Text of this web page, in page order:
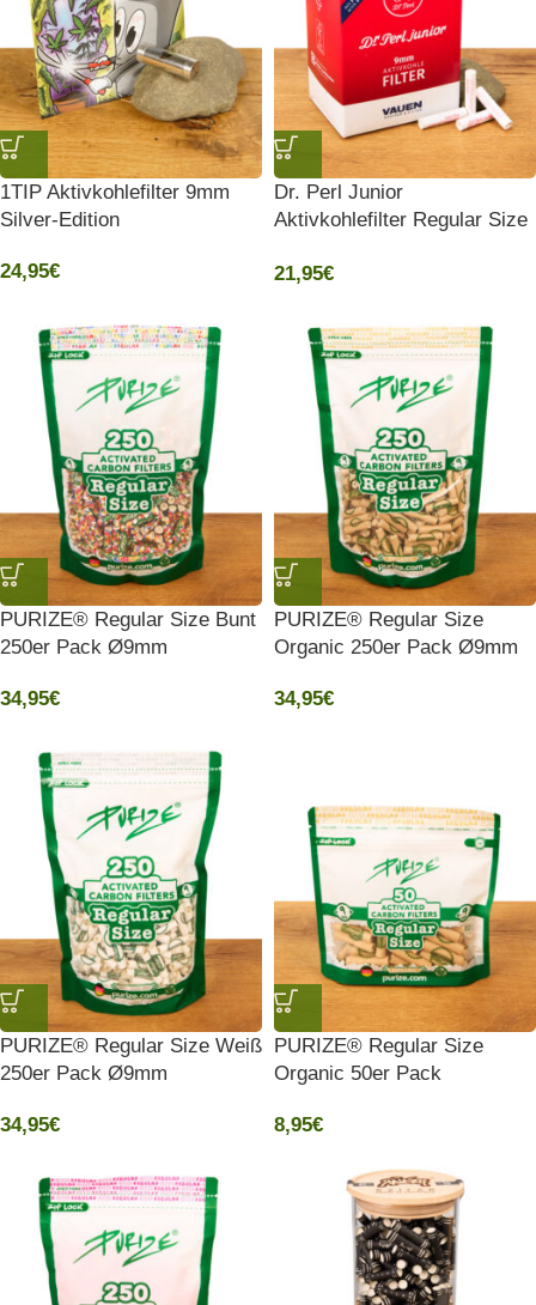
1TIP Aktivkohlefilter 9mm
Silver-Edition
24,95€
Dr. Perl Junior
Aktivkohlefilter Regular Size
21,95€
PURIZE® Regular Size Bunt
250er Pack Ø9mm
34,95€
PURIZE® Regular Size
Organic 250er Pack Ø9mm
34,95€
PURIZE® Regular Size Weiß
250er Pack Ø9mm
34,95€
PURIZE® Regular Size
Organic 50er Pack
8,95€